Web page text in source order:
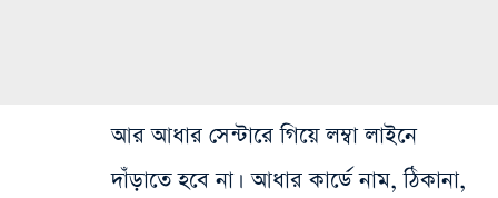
আর আধার সেন্টারে গিয়ে লম্বা লাইনে
দাঁড়াতে হবে না। আধার কার্ডে নাম, ঠিকানা,